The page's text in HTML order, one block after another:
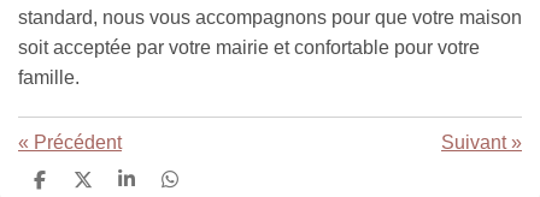
standard, nous vous accompagnons pour que votre maison
soit acceptée par votre mairie et confortable pour votre
famille.
« Précédent Suivant»
P
P
P
P